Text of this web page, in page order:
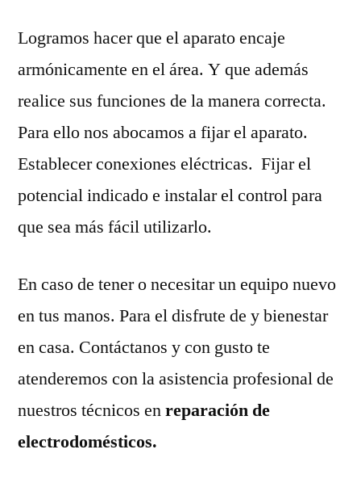
Logramos hacer que el aparato encaje
armónicamente en el área. Y que además
realice sus funciones de la manera correcta.
Para ello nos abocamos a fijar el aparato.
Establecer conexiones eléctricas. Fijar el
potencial indicado e instalar el control para
que sea más fácil utilizarlo.
En caso de tener o necesitar un equipo nuevo
en tus manos. Para el disfrute de y bienestar
en casa. Contáctanos y con gusto te
atenderemos con la asistencia profesional de
nuestros técnicos enreparación de
electrodomésticos.